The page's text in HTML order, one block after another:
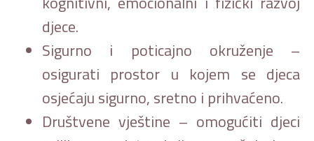
djece.
Sigurno i poticajno okruženje –
osigurati prostor u kojem se djeca
osjećaju sigurno, sretno i prihvaćeno.
Društvene vještine – omogućiti djeci